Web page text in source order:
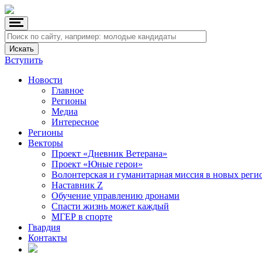
Вступить
Новости
Главное
Регионы
Медиа
Интересное
Регионы
Векторы
Проект «Дневник Ветерана»
Проект «Юные герои»
Волонтерская и гуманитарная миссия в новых
Наставник Z
Обучение управлению дронами
Спасти жизнь может каждый
МГЕР в спорте
Гвардия
Контакты